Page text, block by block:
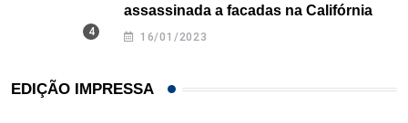
assassinada a facadas na Califórnia
16/01/2023
EDIÇÃO IMPRESSA